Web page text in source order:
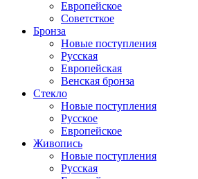
Европейское
Советсткое
Бронза
Новые поступления
Русская
Европейская
Венская бронза
Стекло
Новые поступления
Русское
Европейское
Живопись
Новые поступления
Русская